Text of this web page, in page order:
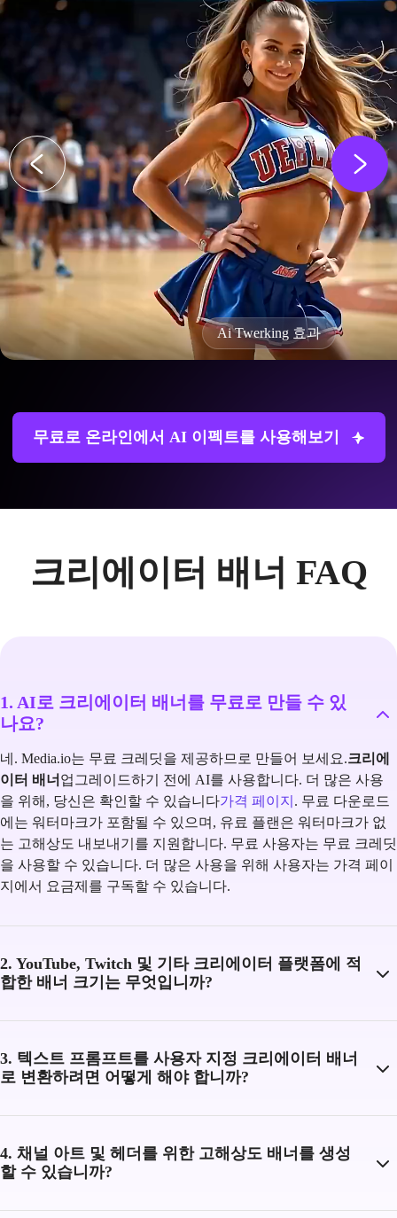
Ai Twerking 효과
무료로 온라인에서 AI 이펙트를 사용해보기
크리에이터 배너 FAQ
1. AI로 크리에이터 배너를 무료로 만들 수 있
나요?
네. Media.io는 무료 크레딧을 제공하므로 만들어 보세요.크리에
이터 배너 업그레이드하기 전에 AI를 사용합니다. 더 많은 사용
을 위해, 당신은 확인할 수 있습니다가격 페이지 . 무료 다운로드
에는 워터마크가 포함될 수 있으며, 유료 플랜은 워터마크가 없
는 고해상도 내보내기를 지원합니다. 무료 사용자는 무료 크레딧
을 사용할 수 있습니다. 더 많은 사용을 위해 사용자는 가격 페이
지에서 요금제를 구독할 수 있습니다.
2. YouTube, Twitch 및 기타 크리에이터 플랫폼에 적
합한 배너 크기는 무엇입니까?
3. 텍스트 프롬프트를 사용자 지정 크리에이터 배너
로 변환하려면 어떻게 해야 합니까?
4. 채널 아트 및 헤더를 위한 고해상도 배너를 생성
할 수 있습니까?